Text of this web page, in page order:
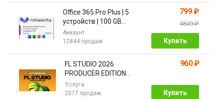
Office 365 Pro Plus | 5
устройств | 100 GB
Облако| 1 год
Аккаунт
12844 продаж
799 ₽
4849 ₽
Купить
FL STUDIO 2026
PRODUCER EDITION
[Бессрочная]
Услуга
2077 продаж
960 ₽
Купить